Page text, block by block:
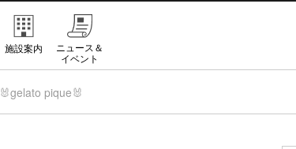
施設案内
ニュース＆
イベント
🐰gelato pique🐰